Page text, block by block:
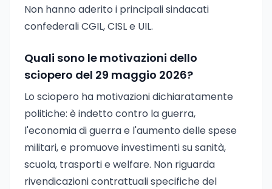
Non hanno aderito i principali sindacati
confederali CGIL, CISL e UIL.
Quali sono le motivazioni dello
sciopero del 29 maggio 2026?
Lo sciopero ha motivazioni dichiaratamente
politiche: è indetto contro la guerra,
l'economia di guerra e l'aumento delle spese
militari, e promuove investimenti su sanità,
scuola, trasporti e welfare. Non riguarda
rivendicazioni contrattuali specifiche del